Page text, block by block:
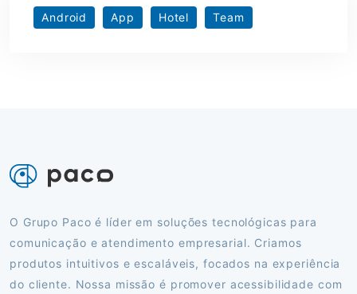
Android App Hotel Team
O Grupo Paco é líder em soluções tecnológicas para
comunicação e atendimento empresarial. Criamos
produtos intuitivos e escaláveis, focados na experiência
do cliente. Nossa missão é promover acessibilidade com